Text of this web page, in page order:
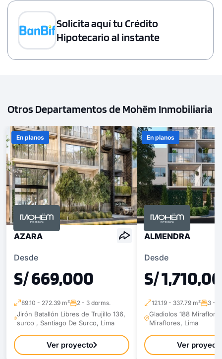
Solicita aquí tu Crédito
Hipotecario al instante
Otros Departamentos de Mohëm Inmobiliaria
En planos
AZARA
Desde
S/ 669,000
89.10 - 272.39 m² 2 - 3 dorms.
Jirón Batallón Libres de Trujillo 136,
surco , Santiago De Surco, Lima
Ver proyecto
En planos
ALMENDRA
Desde
S/
121.19 - 337.79 m² 3 - 3
Gladiolos 188
Miraflores, Lima
Ver